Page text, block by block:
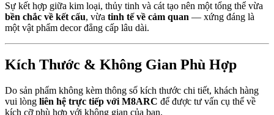
Sự kết hợp giữa kim loại, thủy tinh và cát tạo nên một tổng thể vừa
bền chắc về kết cấu, vừa tinh tế về cảm quan — xứng đáng là
một vật phẩm decor đẳng cấp lâu dài.
Kích Thước & Không Gian Phù Hợp
Do sản phẩm không kèm thông số kích thước chi tiết, khách hàng
vui lòng liên hệ trực tiếp với M8ARC để được tư vấn cụ thể về
kích cỡ phù hợp với không gian của bạn.